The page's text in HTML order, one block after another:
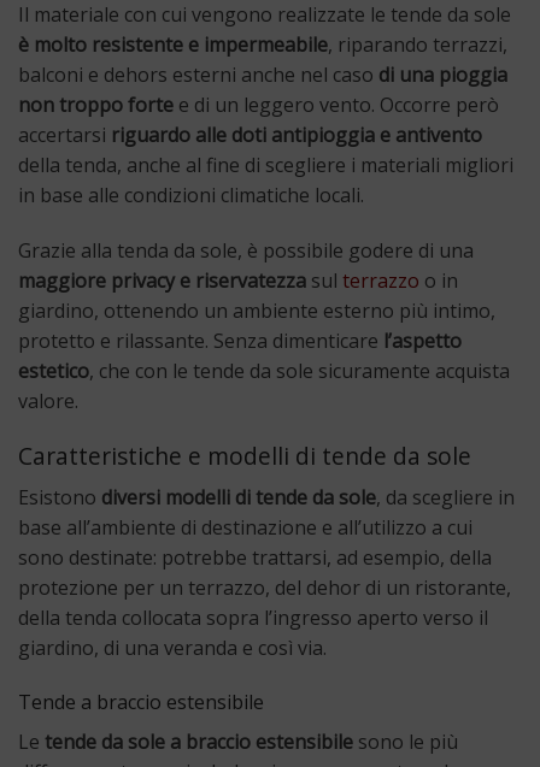
Il materiale con cui vengono realizzate le tende da sole
è molto resistente e impermeabile, riparando terrazzi,
balconi e dehors esterni anche nel caso di una pioggia
non troppo forte e di un leggero vento. Occorre però
accertarsi riguardo alle doti antipioggia e antivento
della tenda, anche al fine di scegliere i materiali migliori
in base alle condizioni climatiche locali.
Grazie alla tenda da sole, è possibile godere di una
maggiore privacy e riservatezza sul terrazzo o in
giardino, ottenendo un ambiente esterno più intimo,
protetto e rilassante. Senza dimenticare l’aspetto
estetico, che con le tende da sole sicuramente acquista
valore.
Caratteristiche e modelli di tende da sole
Esistono diversi modelli di tende da sole, da scegliere in
base all’ambiente di destinazione e all’utilizzo a cui
sono destinate: potrebbe trattarsi, ad esempio, della
protezione per un terrazzo, del dehor di un ristorante,
della tenda collocata sopra l’ingresso aperto verso il
giardino, di una veranda e così via.
Tende a braccio estensibile
Le tende da sole a braccio estensibile sono le più